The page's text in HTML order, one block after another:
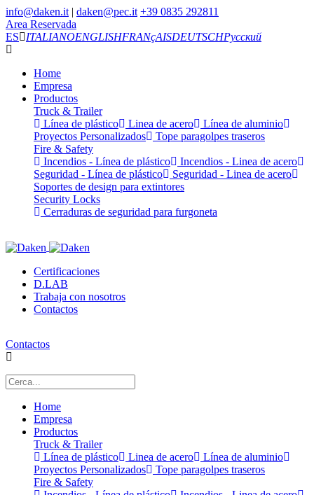
info@daken.it | daken@pec.it +39 0835 292811
Area Reservada
ES
ITALIANOENGLISHFRANçAISDEUTSCHРусский
Home
Empresa
Productos
Truck & Trailer
Línea de plástico
Linea de acero
Línea de aluminio
Proyectos Personalizados
Tope paragolpes traseros
Fire & Safety
Incendios - Línea de plástico
Incendios - Linea de acero
Seguridad - Línea de plástico
Seguridad - Linea de acero
Soportes de design para extintores
Security Locks
Cerraduras de seguridad para furgoneta
Certificaciones
D.LAB
Trabaja con nosotros
Contactos
Contactos
Home
Empresa
Productos
Truck & Trailer
Línea de plástico
Linea de acero
Línea de aluminio
Proyectos Personalizados
Tope paragolpes traseros
Fire & Safety